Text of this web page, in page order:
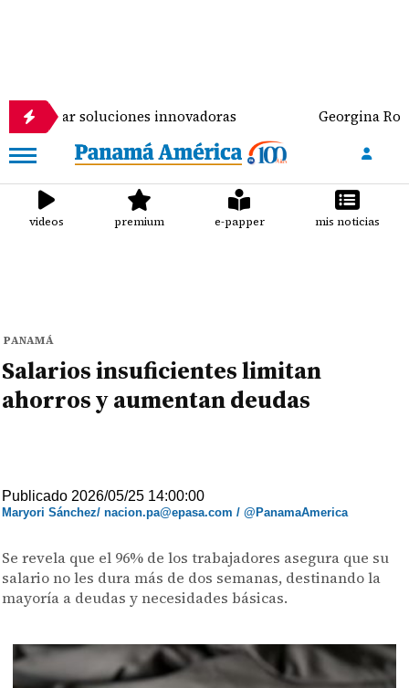
soluciones innovadoras Georgina Rodríguez
videos premium e-papper mis noticias
PANAMÁ
Salarios insuficientes limitan
ahorros y aumentan deudas
Publicado 2026/05/25 14:00:00
Maryori Sánchez/ nacion.pa@epasa.com / @PanamaAmerica
Se revela que el 96% de los trabajadores asegura que su
salario no les dura más de dos semanas, destinando la
mayoría a deudas y necesidades básicas.